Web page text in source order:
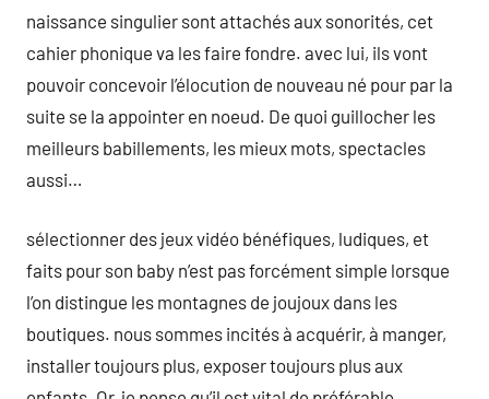
naissance singulier sont attachés aux sonorités, cet
cahier phonique va les faire fondre. avec lui, ils vont
pouvoir concevoir l’élocution de nouveau né pour par la
suite se la appointer en noeud. De quoi guillocher les
meilleurs babillements, les mieux mots, spectacles
aussi…
sélectionner des jeux vidéo bénéfiques, ludiques, et
faits pour son baby n’est pas forcément simple lorsque
l’on distingue les montagnes de joujoux dans les
boutiques. nous sommes incités à acquérir, à manger,
installer toujours plus, exposer toujours plus aux